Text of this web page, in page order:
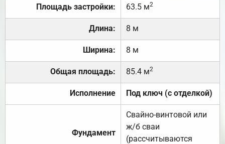
Площадь застройки: 63.5 м2
Длина: 8 м
Ширина: 8 м
Общая площадь: 85.4 м2
Исполнение Под ключ (с отделкой)
Фундамент
Свайно-винтовой или
ж/б сваи
(рассчитываются